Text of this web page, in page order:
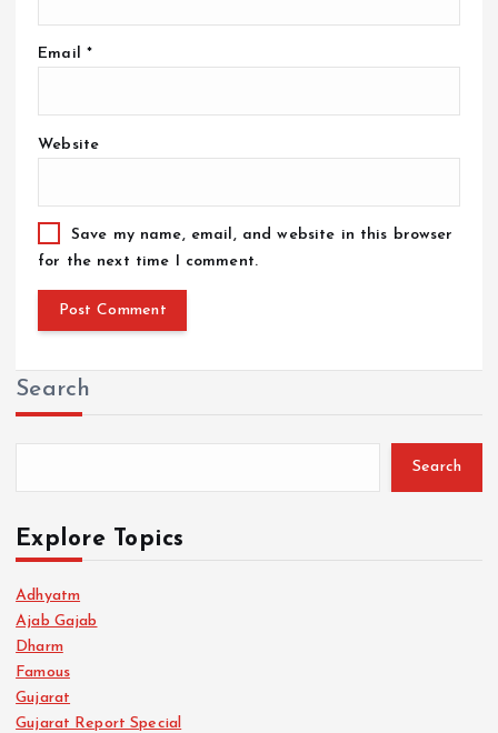
Email *
Website
Save my name, email, and website in this browser
for the next time I comment.
Search
Search
Explore Topics
Adhyatm
Ajab Gajab
Dharm
Famous
Gujarat
Gujarat Report Special